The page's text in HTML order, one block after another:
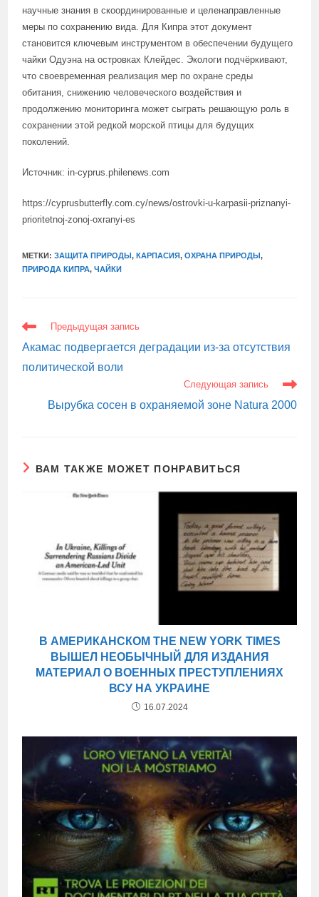
научные знания в скоординированные и целенаправленные
меры по сохранению вида. Для Кипра этот документ
становится ключевым инструментом в обеспечении будущего
чайки Одуэна на островках Клейдес. Экологи подчёркивают,
что своевременная реализация мер по охране среды
обитания, снижению человеческого воздействия и
продолжению мониторинга может сыграть решающую роль в
сохранении этой редкой морской птицы для будущих
поколений.
Источник: in-cyprus.philenews.com
https://cyprusbutterfly.com.cy/news/ostrovki-u-karpasii-priznanyi-
prioritetnoj-zonoj-oxranyi-es
МЕТКИ:ЗАЩИТА ПРИРОДЫ, КАРПАСИЯ, ОХРАНА ПРИРОДЫ,
ПРИРОДА КИПРА, ЧАЙКИ
ЕЩЕ
СТАТЬИ
Предыдущая запись
Акамас подвергается деградации из-за отсутствия
политической воли
Следующая запись
Вырубка сосен в охраняемой зоне Natura 2000
ВАМ ТАКЖЕ МОЖЕТ ПОНРАВИТЬСЯ
В АМЕРИКАНСКОМ THE NEW YORK TIMES
ВЫШЕЛ НЕОБЫЧНЫЙ ДЛЯ ИЗДАНИЯ
МАТЕРИАЛ О ВОЕННЫХ ПРЕСТУПЛЕНИЯХ
ВСУ НА УКРАИНЕ
16.07.2024